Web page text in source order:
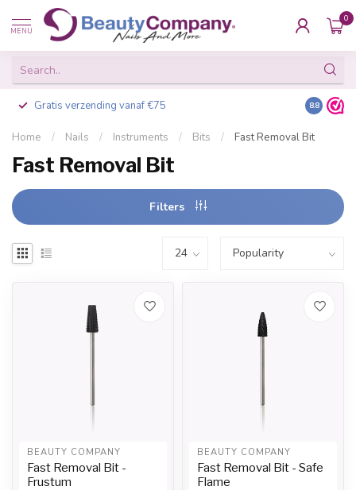
MENU
0
Gratis verzending vanaf €75 Besteld
8.8
Home / Nails / Instruments / Bits / Fast Removal Bit
Fast Removal Bit
Filters
BEAUTY COMPANY
Fast Removal Bit -
Frustum
BEAUTY COMPANY
Fast Removal Bit - Safe
Flame